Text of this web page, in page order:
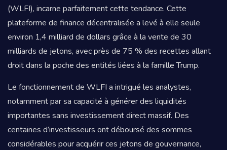
(WLFI), incarne parfaitement cette tendance. Cette
plateforme de finance décentralisée a levé à elle seule
environ 1,4 milliard de dollars grâce à la vente de 30
milliards de jetons, avec près de 75 % des recettes allant
droit dans la poche des entités liées à la famille Trump.
Le fonctionnement de WLFI a intrigué les analystes,
notamment par sa capacité à générer des liquidités
importantes sans investissement direct massif. Des
centaines d’investisseurs ont déboursé des sommes
considérables pour acquérir ces jetons de gouvernance,